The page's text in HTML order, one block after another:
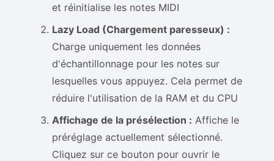
et réinitialise les notes MIDI
Lazy Load (Chargement paresseux) :
Charge uniquement les données
d'échantillonnage pour les notes sur
lesquelles vous appuyez. Cela permet de
réduire l'utilisation de la RAM et du CPU
Affichage de la présélection : Affiche le
préréglage actuellement sélectionné.
Cliquez sur ce bouton pour ouvrir le